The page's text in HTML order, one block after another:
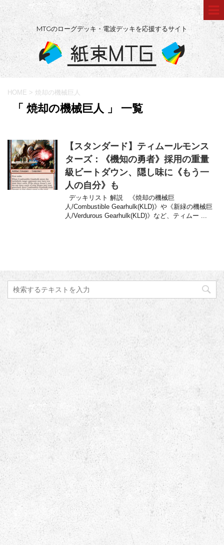
MTGのローグデッキ・電波デッキを応援するサイト
HOME > 焼却の機械巨人
「 焼却の機械巨人 」 一覧
【スタンダード】ティムールモンス
ターズ：《機知の勇者》採用の重量
級ビートダウン、隠し味に《もう一
人の自分》も
デッキリスト 解説 《焼却の機械巨
人/Combustible Gearhulk(KLD)》や《新緑の機械巨
人/Verdurous Gearhulk(KLD)》など、ティムー ...